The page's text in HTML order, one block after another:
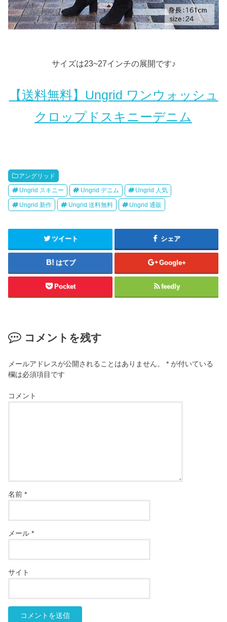
サイズは23~27インチの展開です♪
【送料無料】Ungrid ワンウォッシュ
クロップドスキニーデニム
アングリッド
Ungrid スキニー Ungrid デニム Ungrid 人気
Ungrid 新作 Ungrid 送料無料 Ungrid 通販
ツイート シェア
はてブ Google+
Pocket feedly
コメントを残す
メールアドレスが公開されることはありません。 * が付いている
欄は必須項目です
コメント
名前*
メール*
サイト